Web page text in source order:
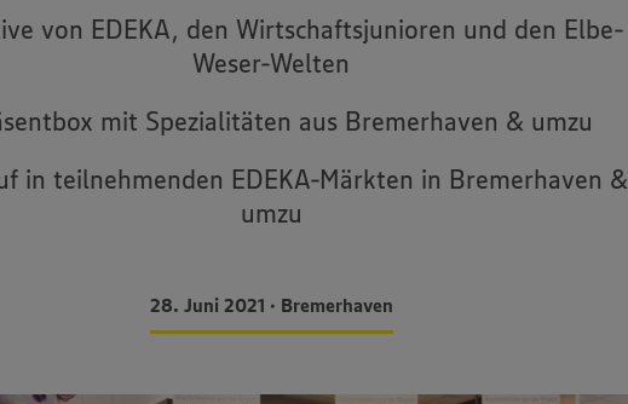
von EDEKA, den Wirtschaftsjunioren und den Elbe-
Weser-Welten
mit Spezialitäten aus Bremerhaven & umzu
in teilnehmenden EDEKA-Märkten in Bremerhaven &
umzu
28. Juni 2021 • Bremerhaven